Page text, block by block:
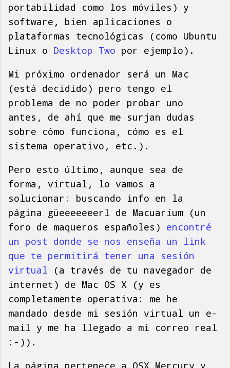
portabilidad como los móviles) y
software, bien aplicaciones o
plataformas tecnológicas (como Ubuntu
Linux o Desktop Two por ejemplo).
Mi próximo ordenador será un Mac
(está decidido) pero tengo el
problema de no poder probar uno
antes, de ahí que me surjan dudas
sobre cómo funciona, cómo es el
sistema operativo, etc.).
Pero esto último, aunque sea de
forma, virtual, lo vamos a
solucionar: buscando info en la
página güeeeeeeerl de Macuarium (un
foro de maqueros españoles) encontré
un post donde se nos enseña un link
que te permitirá tener una sesión
virtual (a través de tu navegador de
internet) de Mac OS X (y es
completamente operativa: me he
mandado desde mi sesión virtual un e-
mail y me ha llegado a mi correo real
:-)).